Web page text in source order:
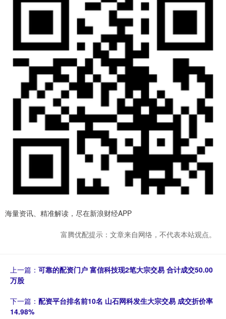
海量资讯、精准解读，尽在新浪财经APP
富腾优配提示：文章来自网络，不代表本站观点。
上一篇： 可靠的配资门户 富信科技现2笔大宗交易 合计成交50.00
万股
下一篇： 配资平台排名前10名 山石网科发生大宗交易 成交折价率
14.98%